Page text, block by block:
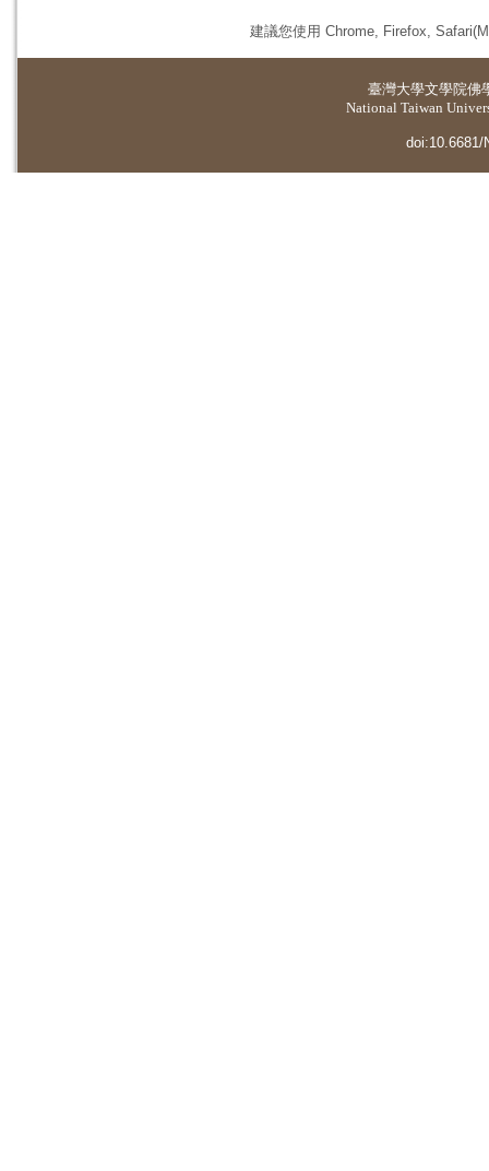
建議您使用 Chrome, Firefox,
臺灣大學文學院佛
National Taiwan
doi:10.6681/